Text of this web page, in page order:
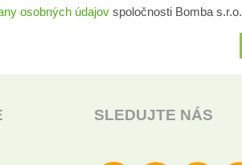
osobných údajov spoločnosti Bomba s.r.o.
SLEDUJTE NÁS